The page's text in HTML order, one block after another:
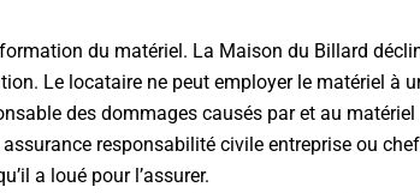
du matériel. La Maison du Billard
Le locataire ne peut employer le matériel à
des dommages causés par et au
responsabilité civile entreprise ou
a loué pour l’assurer.